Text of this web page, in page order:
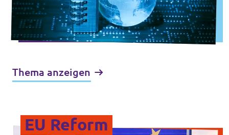
Thema anzeigen
EU Reform